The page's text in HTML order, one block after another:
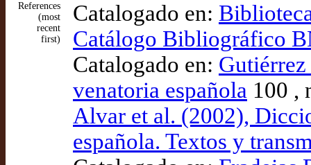
References
(most
recent
first)
Catalogado en:
Catálogo Bibliográfico
Catalogado en:
venatoria española 100 ,
Alvar et al. (2002),
española. Textos y